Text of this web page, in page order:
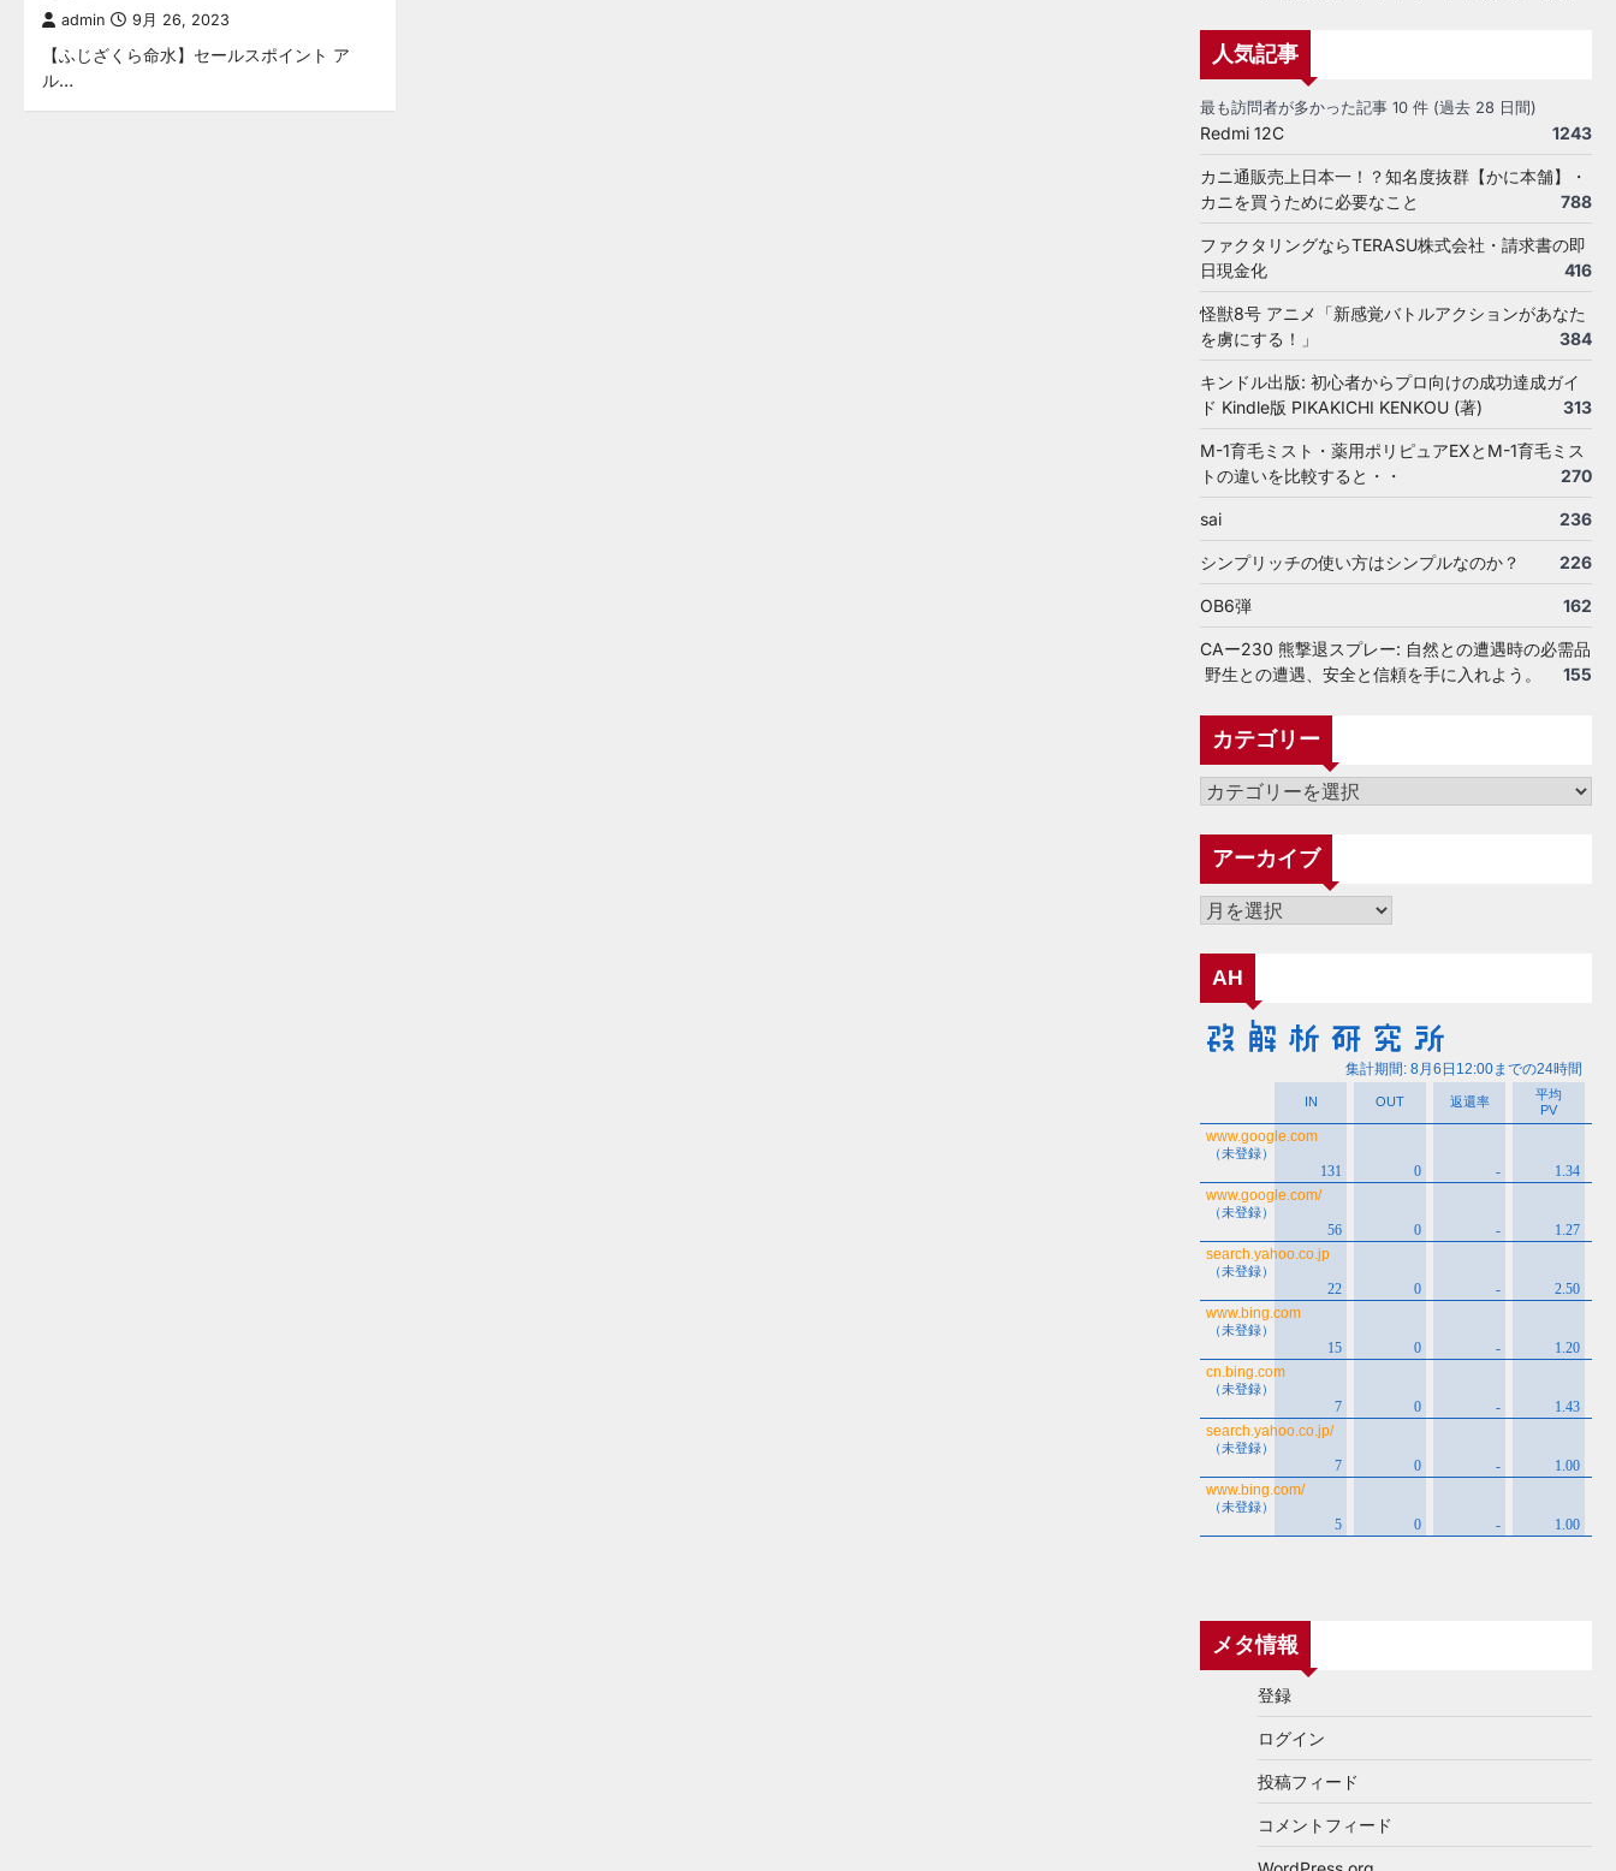
admin 9月 26, 2023
【ふじざくら命水】セールスポイント ア
ル…
人気記事
最も訪問者が多かった記事 10 件 (過去 28 日間)
Redmi 12C 1243
カニ通販売上日本一！？知名度抜群【かに本舗】・
カニを買うために必要なこと
788
ファクタリングならTERASU株式会社・請求書の即
日現金化
416
怪獣8号 アニメ「新感覚バトルアクションがあなた
を虜にする！」
384
キンドル出版: 初心者からプロ向けの成功達成ガイ
ド Kindle版 PIKAKICHI KENKOU (著)
313
M-1育毛ミスト・薬用ポリピュアEXとM-1育毛ミス
トの違いを比較すると・・
270
sai 236
シンプリッチの使い方はシンプルなのか？ 226
OB6弾 162
CAー230 熊撃退スプレー: 自然との遭遇時の必需品
野生との遭遇、安全と信頼を手に入れよう。
155
カテゴリー
カ
ゴ
ー
アーカイブ
ア
カ
ブ
AH
メタ情報
登録
ログイン
投稿フィード
コメントフィード